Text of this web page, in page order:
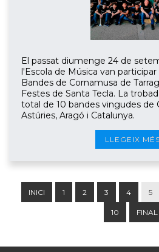
El passat diumenge 24 de
l'Escola de Música van
Bandes de Cornamusa de
Festes de Santa Tecla. La
total de 10 bandes vingudes de
Astúries, Aragó i Catalunya.
LLEGEIX
INICI 1 2 3 4 5
10 FINAL